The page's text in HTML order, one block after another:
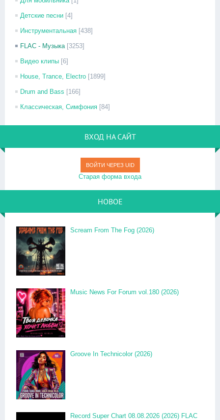
Детские песни [4]
Инструментальная [438]
FLAC - Музыка [3253]
Видео клипы [6]
House, Trance, Electro [1899]
Drum and Bass [166]
Классическая, Симфония [84]
ВХОД НА САЙТ
ВОЙТИ ЧЕРЕЗ UID
Старая форма входа
НОВОЕ
Scream From The Fog (2026)
Music News For Forum vol.180 (2026)
Groove In Technicolor (2026)
Record Super Chart 08.08.2026 (2026) FLAC